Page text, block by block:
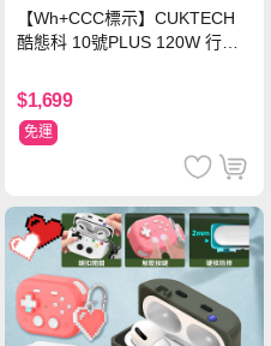
【Wh+CCC標示】CUKTECH
酷態科 10號PLUS 120W 行動
色
$1,699
免運